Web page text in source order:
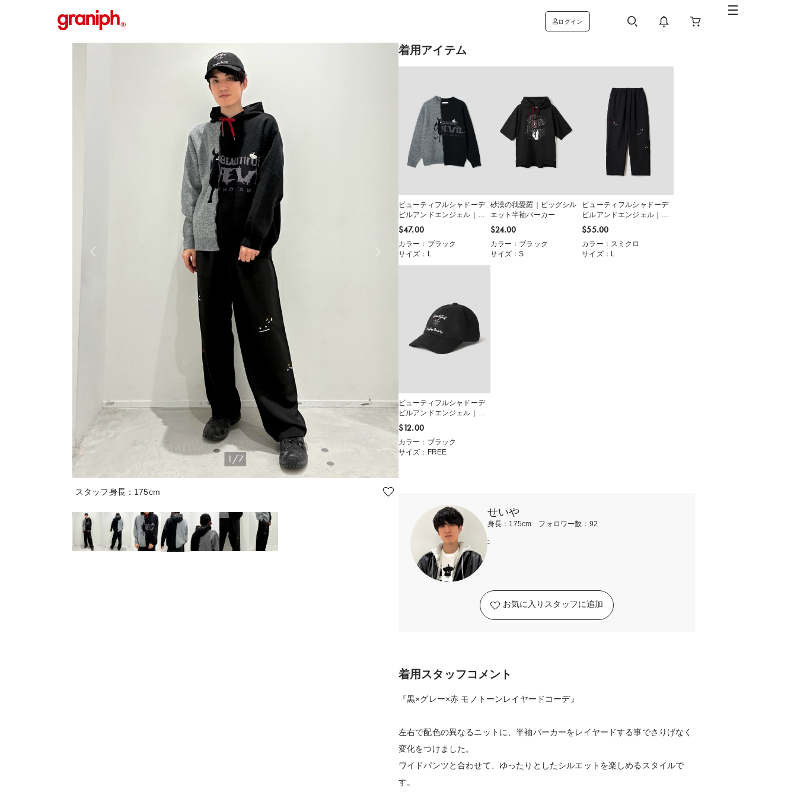
ログイン
1/7
スタッフ身長：175cm
着用アイテム
ビューティフルシャドーデ
ビルアンドエンジェル｜切
替ジャカードニット
$‌47.00
カラー：ブラック
サイズ：L
砂漠の我愛羅｜ビッグシル
エット半袖パーカー
$‌24.00
カラー：ブラック
サイズ：S
ビューティフルシャドーデ
ビルアンドエンジェル｜ダ
ブルニーパンツ
$‌55.00
カラー：スミクロ
サイズ：L
ビューティフルシャドーデ
ビルアンドエンジェル｜メ
ルトンキャップ
$‌12.00
カラー：ブラック
サイズ：FREE
せいや
身長：175cm フォロワー数：92
-
お気に入りスタッフに追加
着用スタッフコメント
『黒×グレー×赤 モノトーンレイヤードコーデ』
左右で配色の異なるニットに、半袖パーカーをレイヤードする事でさりげなく
変化をつけました。
ワイドパンツと合わせて、ゆったりとしたシルエットを楽しめるスタイルで
す。